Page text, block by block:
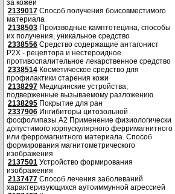
за кожей
2139017 Способ получения боисовместимого
материала
2138503 Производные камптотецина, способы
их получения, уникальное средство
2338556 Средство содержащие антагонист
Р2Х - рецептора и нестероидное
противоспалительное лекарственное средство
2338514 Косметическое средство для
профилактики старения кожи
2138297 Медицинские устройства,
подверженные вызываемому разложению
2138295 Покрытие для ран
2337906 Ингибиторы цитозольной
фосфолипазы А2 Применение физиологически
допустимого корпускулярного ферримагнитного
или ферромагнитного материала. Способ
формирования магнитометрического
изображения
2137501 Устройство формирования
изображения
2137477 Способ лечения заболеваний
характеризующихся аутоиммунной агрессией